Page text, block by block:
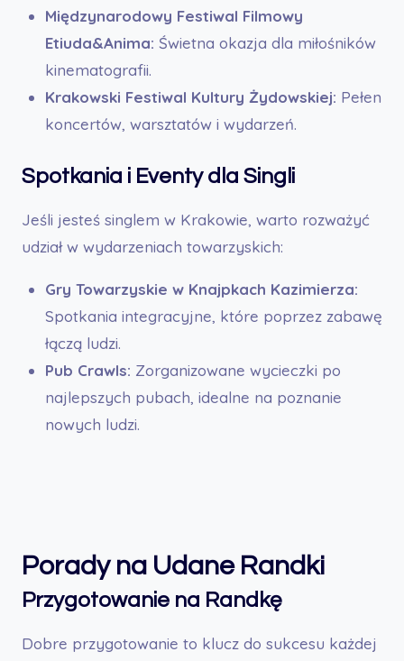
Międzynarodowy Festiwal Filmowy
Etiuda&Anima: Świetna okazja dla miłośników
kinematografii.
Krakowski Festiwal Kultury Żydowskiej: Pełen
koncertów, warsztatów i wydarzeń.
Spotkania i Eventy dla Singli
Jeśli jesteś singlem w Krakowie, warto rozważyć
udział w wydarzeniach towarzyskich:
Gry Towarzyskie w Knajpkach Kazimierza:
Spotkania integracyjne, które poprzez zabawę
łączą ludzi.
Pub Crawls: Zorganizowane wycieczki po
najlepszych pubach, idealne na poznanie
nowych ludzi.
Porady na Udane Randki
Przygotowanie na Randkę
Dobre przygotowanie to klucz do sukcesu każdej